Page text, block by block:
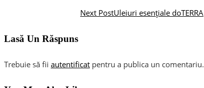
Next PostUleiuri esențiale doTERRA
Lasă Un Răspuns
Trebuie să fii autentificat pentru a publica un comentariu.